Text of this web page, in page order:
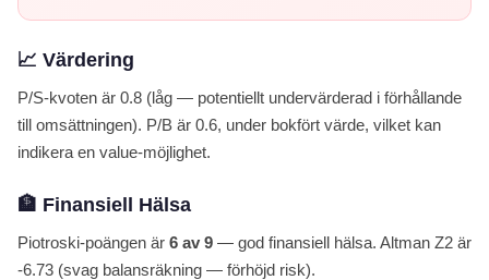
📈 Värdering
P/S-kvoten är 0.8 (låg — potentiellt undervärderad i förhållande
till omsättningen). P/B är 0.6, under bokfört värde, vilket kan
indikera en value-möjlighet.
🏦 Finansiell Hälsa
Piotroski-poängen är 6 av 9 — god finansiell hälsa. Altman Z2 är
-6.73 (svag balansräkning — förhöjd risk).